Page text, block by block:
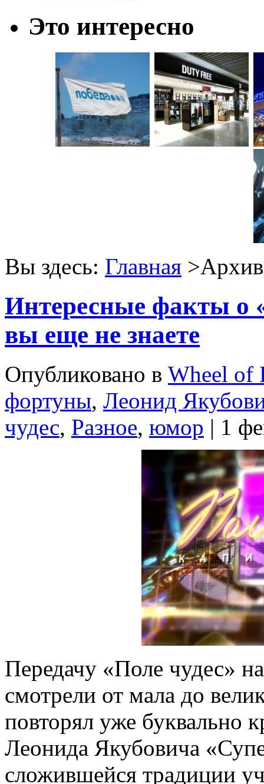
Это интересно
Вы здесь: Главная >Архив
Интересные факты о
вы еще не знаете
Опубликовано в Wheel of
фортуны, Леонид
чудес, Разное, юмор | 1
Передачу «Поле чудес»
смотрели от мала до
повторял уже буквально
Леонида Якубовича
сложившейся традиции